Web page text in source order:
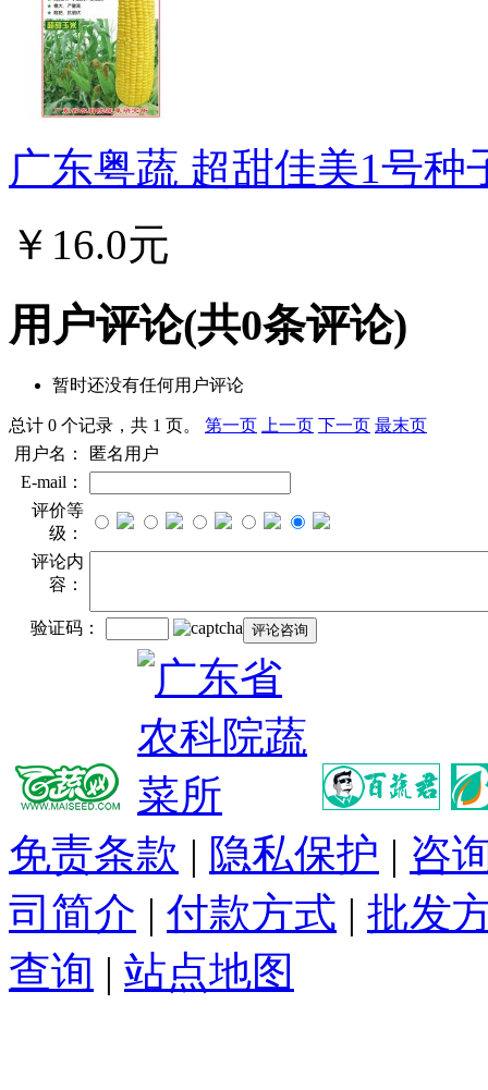
广东粤蔬 超甜佳美1号种
￥16.0元
用户评论(共0条评论)
暂时还没有任何用户评论
总计 0 个记录，共 1 页。 第一页 上一页 下一页 最末页
用户名：
匿名用户
E-mail：
评价等
级：
评论内
容：
验证码：
免责条款 | 隐私保护 | 咨
司简介 | 付款方式 | 批发
查询 | 站点地图